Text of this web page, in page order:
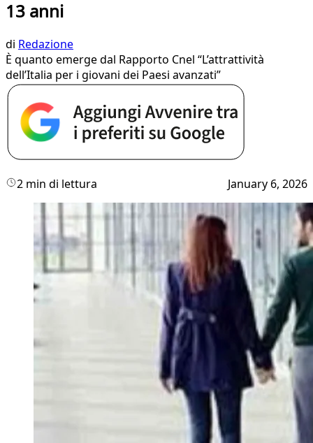
13 anni
di Redazione
È quanto emerge dal Rapporto Cnel “L’attrattività
dell’Italia per i giovani dei Paesi avanzati”
2 min di lettura January 6, 2026